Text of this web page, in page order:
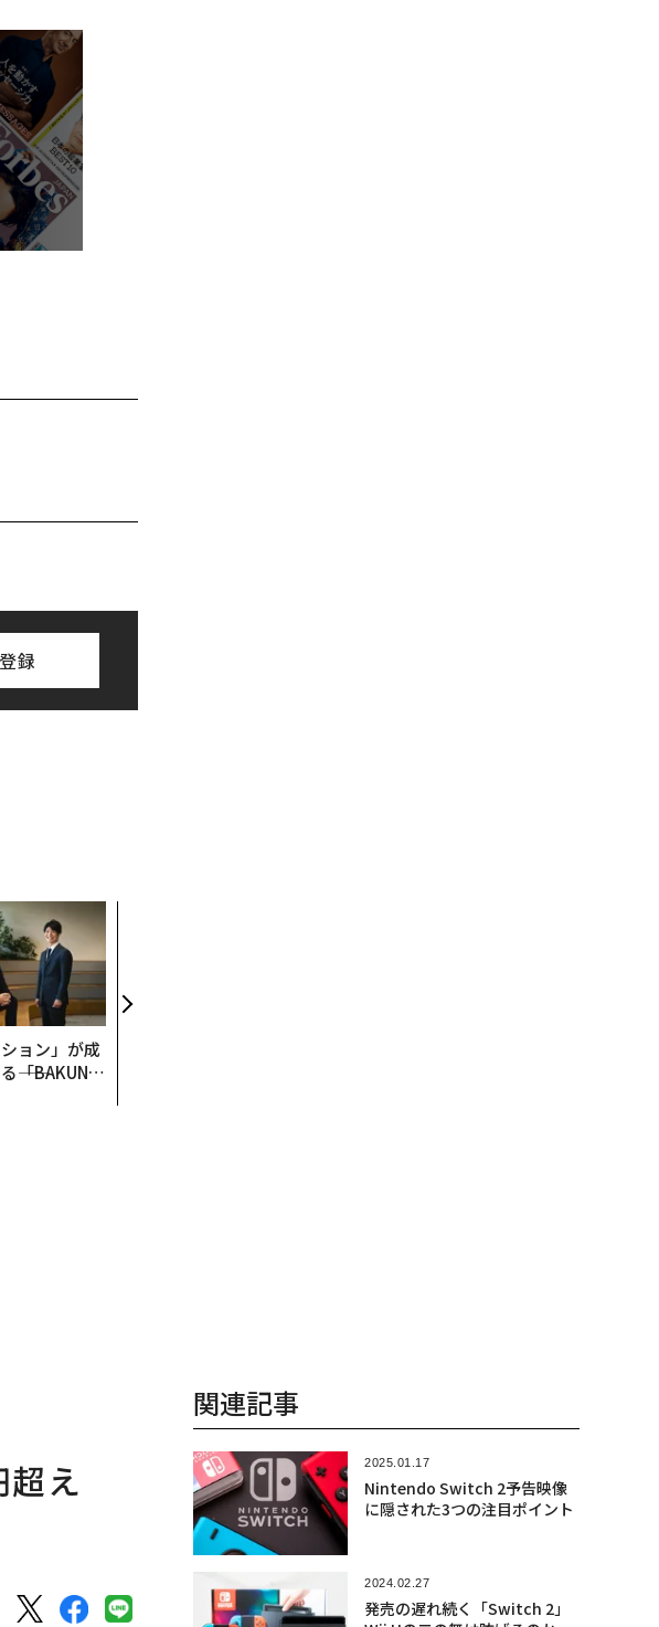
録
ション」が成
――「BAKUN
え
関連記事
2025.01.17
Nintendo Switch 2予告映像
に隠された3つの注目ポイント
2024.02.27
発売の遅れ続く「Switch 2」